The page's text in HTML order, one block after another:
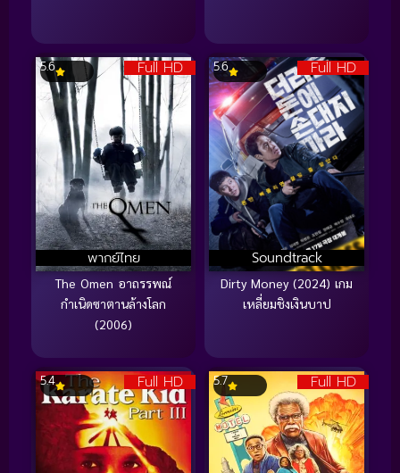
Full HD
พากย์ไทย
5.6
The Omen อาถรรพณ์
กำเนิดซาตานล้างโลก
(2006)
Full HD
Soundtrack
5.6
Dirty Money (2024) เกม
เหลี่ยมชิงเงินบาป
Full HD
5.4 Full HD
5.7